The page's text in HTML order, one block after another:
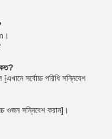
কত?
সর্বোচ্চ পরিধি সন্নিবেশ
ওজন সন্নিবেশ করান]।